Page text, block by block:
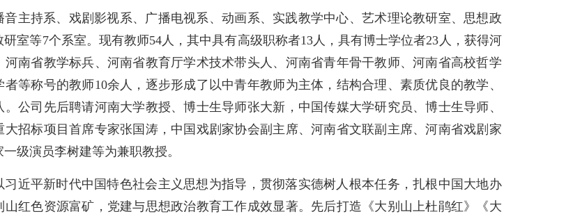
音主持系、戏剧影视系、广播电视系、动画系、实践教学中心、艺术理论教研室、思想政
室等7个系室。现有教师54人，其中具有高级职称者13人，具有博士学位者23人，获得河
河南省教学标兵、河南省教育厅学术技术带头人、河南省青年骨干教师、河南省高校哲学
等称号的教师10余人，逐步形成了以中青年教师为主体，结构合理、素质优良的教学、
。公司先后聘请河南大学教授、博士生导师张大新，中国传媒大学研究员、博士生导师、
大招标项目首席专家张国涛，中国戏剧家协会副主席、河南省文联副主席、河南省戏剧家
级演员李树建等为兼职教授。
习近平新时代中国特色社会主义思想为指导，贯彻落实德树人根本任务，扎根中国大地办
山红色资源富矿，党建与思想政治教育工作成效显著。先后打造《大别山上杜鹃红》《大